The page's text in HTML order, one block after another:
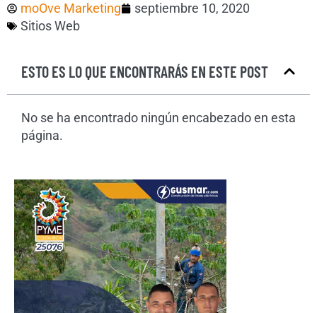
moOve Marketing
septiembre 10, 2020
Sitios Web
ESTO ES LO QUE ENCONTRARÁS EN ESTE POST
No se ha encontrado ningún encabezado en esta
página.